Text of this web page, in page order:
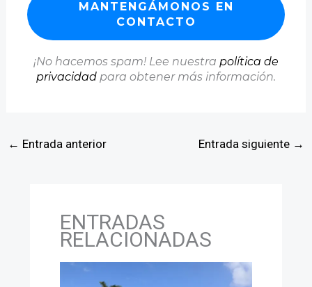
¡No hacemos spam! Lee nuestra política de
privacidad para obtener más información.
← Entrada anterior Entrada siguiente →
ENTRADAS
RELACIONADAS